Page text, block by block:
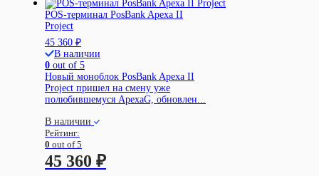
POS-терминал PosBank Apexa II
Project
45 360 ₽
В наличии
0 out of 5
Новый моноблок PosBank Apexa II
Project пришел на смену уже
полюбившемуся ApexaG, обновлен...
В наличии
Рейтинг:
0 out of 5
45 360 ₽